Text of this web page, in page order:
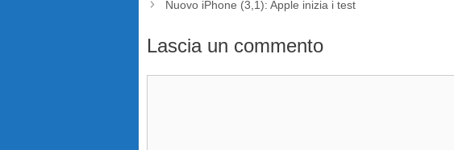
Nuovo iPhone (3,1): Apple inizia i test
Lascia un commento